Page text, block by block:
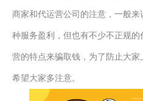
商家和代运营公司的注意，一般
种服务盈利，但也有不少不正规
营的特点来骗取钱，为了防止大
希望大家多注意。